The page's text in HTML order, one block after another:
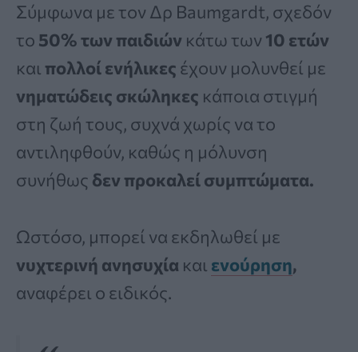
Σύμφωνα με τον Δρ Baumgardt, σχεδόν
το 50% των παιδιών κάτω των 10 ετών
και πολλοί ενήλικες έχουν μολυνθεί με
νηματώδεις σκώληκες κάποια στιγμή
στη ζωή τους, συχνά χωρίς να το
αντιληφθούν, καθώς η μόλυνση
συνήθως δεν προκαλεί συμπτώματα.
Ωστόσο, μπορεί να εκδηλωθεί με
νυχτερινή ανησυχία και ενούρηση,
αναφέρει ο ειδικός.